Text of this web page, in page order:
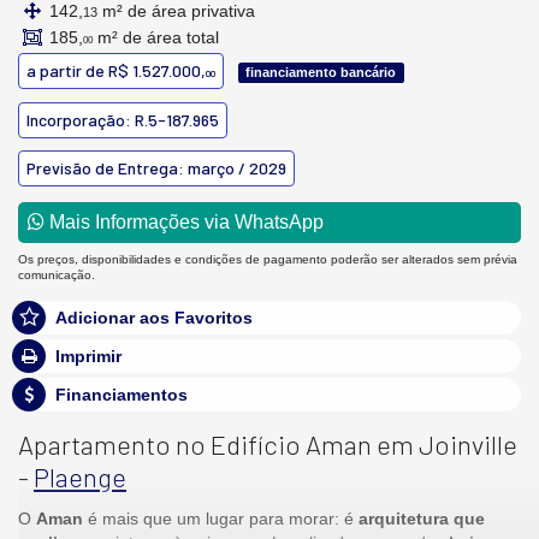
142, 13 m² de área privativa
185, 00 m² de área total
a partir de R$ 1.527.000,00 financiamento bancário
Incorporação: R.5-187.965
Previsão de Entrega: março / 2029
Mais Informações via WhatsApp
Os preços, disponibilidades e condições de pagamento poderão ser alterados sem prévia
comunicação.
Adicionar aos Favoritos
Imprimir
Financiamentos
Apartamento no Edifício Aman em Joinville
- Plaenge
O Aman é mais que um lugar para morar: é arquitetura que